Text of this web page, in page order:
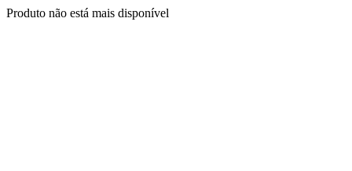
Produto não está mais disponível